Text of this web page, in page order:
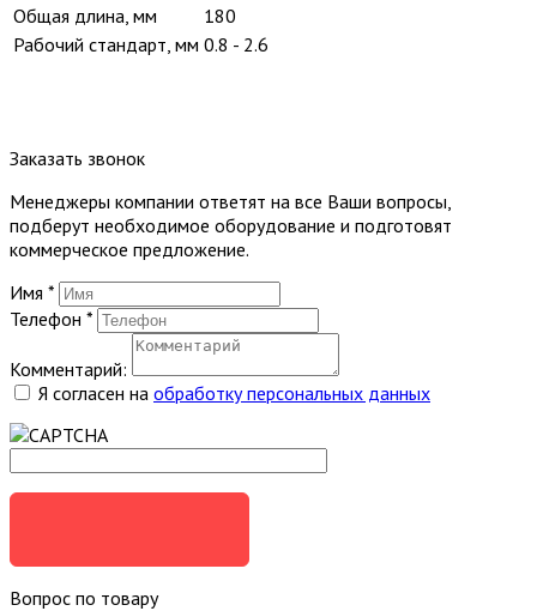
Общая длина, мм
180
Рабочий стандарт, мм 0.8 - 2.6
Заказать звонок
Менеджеры компании ответят на все Ваши вопросы,
подберут необходимое оборудование и подготовят
коммерческое предложение.
Имя *
Телефон *
Комментарий:
Я согласен на обработку персональных данных
Вопрос по товару